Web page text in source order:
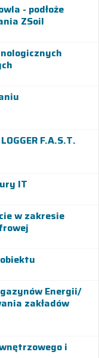
- podłoże
ZSoil
F.A.S.T.
IT
w zakresie
Energii/
zakładów
i